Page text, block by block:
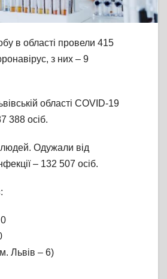
в області провели 415
з них – 9
області COVID-19
388 осіб.
Одужали від
– 132 507 осіб.
0
Львів – 6)